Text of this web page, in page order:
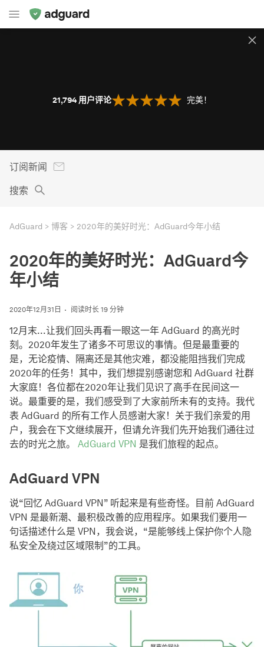
21,794 用户评论 完美！
订阅新闻
搜索
AdGuard 博客 2020年的美好时光：AdGuard今年小结
2020年的美好时光：AdGuard今
年小结
2020年12月31日 阅读时长 19 分钟
12月末...让我们回头再看一眼这一年 AdGuard 的高光时
刻。2020年发生了诸多不可思议的事情。但是最重要的
是，无论疫情、隔离还是其他灾难，都没能阻挡我们完成
2020年的任务！其中，我们想提别感谢您和 AdGuard 社群
大家庭！各位都在2020年让我们见识了高手在民间这一
说。最重要的是，我们感受到了大家前所未有的支持。我代
表 AdGuard 的所有工作人员感谢大家！关于我们亲爱的用
户，我会在下文继续展开，但请允许我们先开始我们通往过
去的时光之旅。 AdGuard VPN 是我们旅程的起点。
AdGuard VPN
说“回忆 AdGuard VPN” 听起来是有些奇怪。目前 AdGuard
VPN 是最新潮、最积极改善的应用程序。如果我们要用一
句话描述什么是 VPN，我会说，“是能够线上保护你个人隐
私安全及绕过区域限制”的工具。